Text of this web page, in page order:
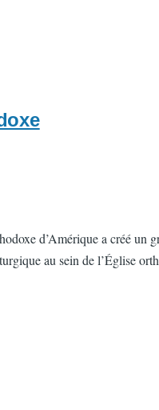
d’Amérique a créé un
au sein de l’Église